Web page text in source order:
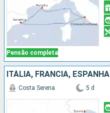
Pensão completa
ITÁLIA, FRANCIA, ESPANHA
Costa Serena 5 d